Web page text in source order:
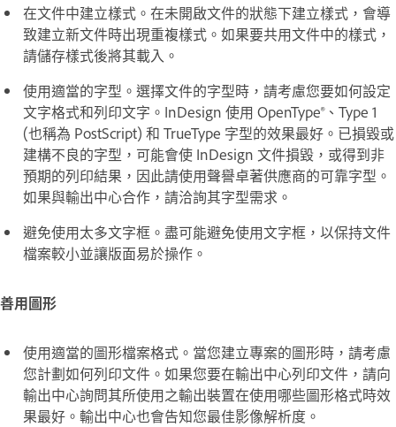
在文件中建立樣式。在未開啟文件的狀態下建立樣式，會導
致建立新文件時出現重複樣式。如果要共用文件中的樣式，
請儲存樣式後將其載入。
使用適當的字型。選擇文件的字型時，請考慮您要如何設定
文字格式和列印文字。InDesign 使用 OpenType®、Type 1
(也稱為 PostScript) 和 TrueType 字型的效果最好。已損毀或
建構不良的字型，可能會使 InDesign 文件損毀，或得到非
預期的列印結果，因此請使用聲譽卓著供應商的可靠字型。
如果與輸出中心合作，請洽詢其字型需求。
避免使用太多文字框。盡可能避免使用文字框，以保持文件
檔案較小並讓版面易於操作。
善用圖形
使用適當的圖形檔案格式。當您建立專案的圖形時，請考慮
您計劃如何列印文件。如果您要在輸出中心列印文件，請向
輸出中心詢問其所使用之輸出裝置在使用哪些圖形格式時效
果最好。輸出中心也會告知您最佳影像解析度。